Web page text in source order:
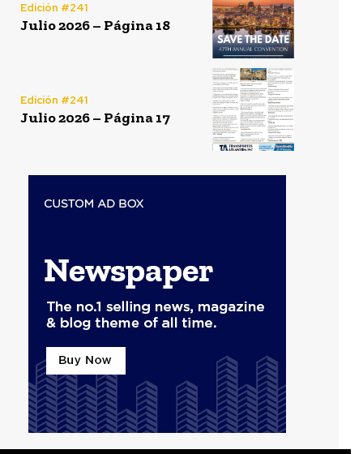
Edición #241
Julio 2026 – Página 18
Edición #241
Julio 2026 – Página 17